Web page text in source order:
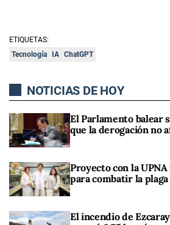
ETIQUETAS:
Tecnología IA ChatGPT
NOTICIAS DE HOY
El Parlamento balear
que la derogación no
Proyecto con la
para combatir la
El incendio de